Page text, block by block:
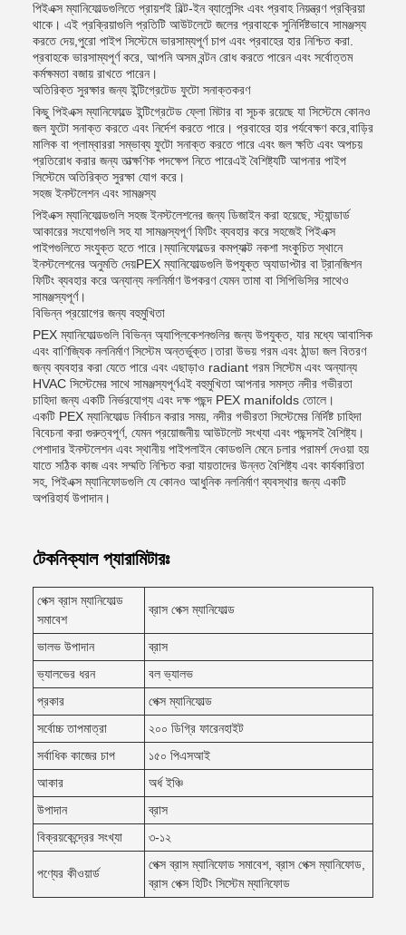
পিইএক্স ম্যানিফোল্ডগুলিতে প্রায়শই বিল্ট-ইন ব্যালেন্সিং এবং প্রবাহ নিয়ন্ত্রণ প্রক্রিয়া
থাকে। এই প্রক্রিয়াগুলি প্রতিটি আউটলেটে জলের প্রবাহকে সুনির্দিষ্টভাবে সামঞ্জস্য
করতে দেয়,পুরো পাইপ সিস্টেমে ভারসাম্যপূর্ণ চাপ এবং প্রবাহের হার নিশ্চিত করা.
প্রবাহকে ভারসাম্যপূর্ণ করে, আপনি অসম বন্টন রোধ করতে পারেন এবং সর্বোত্তম
কর্মক্ষমতা বজায় রাখতে পারেন।
অতিরিক্ত সুরক্ষার জন্য ইন্টিগ্রেটেড ফুটো সনাক্তকরণ
কিছু পিইএক্স ম্যানিফোল্ডে ইন্টিগ্রেটেড ফ্লো মিটার বা সূচক রয়েছে যা সিস্টেমে কোনও
জল ফুটো সনাক্ত করতে এবং নির্দেশ করতে পারে। প্রবাহের হার পর্যবেক্ষণ করে,বাড়ির
মালিক বা প্লাম্বাররা সম্ভাব্য ফুটো সনাক্ত করতে পারে এবং জল ক্ষতি এবং অপচয়
প্রতিরোধ করার জন্য তাত্ক্ষণিক পদক্ষেপ নিতে পারেএই বৈশিষ্ট্যটি আপনার পাইপ
সিস্টেমে অতিরিক্ত সুরক্ষা যোগ করে।
সহজ ইনস্টলেশন এবং সামঞ্জস্য
পিইএক্স ম্যানিফোল্ডগুলি সহজ ইনস্টলেশনের জন্য ডিজাইন করা হয়েছে, স্ট্যান্ডার্ড
আকারের সংযোগগুলি সহ যা সামঞ্জস্যপূর্ণ ফিটিং ব্যবহার করে সহজেই পিইএক্স
পাইপগুলিতে সংযুক্ত হতে পারে।ম্যানিফোল্ডের কমপ্যাক্ট নকশা সংকুচিত স্থানে
ইনস্টলেশনের অনুমতি দেয়PEX ম্যানিফোল্ডগুলি উপযুক্ত অ্যাডাপ্টার বা ট্রানজিশন
ফিটিং ব্যবহার করে অন্যান্য নলনির্মাণ উপকরণ যেমন তামা বা সিপিভিসির সাথেও
সামঞ্জস্যপূর্ণ।
বিভিন্ন প্রয়োগের জন্য বহুমুখিতা
PEX ম্যানিফোল্ডগুলি বিভিন্ন অ্যাপ্লিকেশনগুলির জন্য উপযুক্ত, যার মধ্যে আবাসিক
এবং বাণিজ্যিক নলনির্মাণ সিস্টেম অন্তর্ভুক্ত।তারা উভয় গরম এবং ঠান্ডা জল বিতরণ
জন্য ব্যবহার করা যেতে পারে এবং এছাড়াও radiant গরম সিস্টেম এবং অন্যান্য
HVAC সিস্টেমের সাথে সামঞ্জস্যপূর্ণএই বহুমুখিতা আপনার সমস্ত নদীর গভীরতা
চাহিদা জন্য একটি নির্ভরযোগ্য এবং দক্ষ পছন্দ PEX manifolds তোলে।
একটি PEX ম্যানিফোল্ড নির্বাচন করার সময়, নদীর গভীরতা সিস্টেমের নির্দিষ্ট চাহিদা
বিবেচনা করা গুরুত্বপূর্ণ, যেমন প্রয়োজনীয় আউটলেট সংখ্যা এবং পছন্দসই বৈশিষ্ট্য।
পেশাদার ইনস্টলেশন এবং স্থানীয় পাইপলাইন কোডগুলি মেনে চলার পরামর্শ দেওয়া হয়
যাতে সঠিক কাজ এবং সম্মতি নিশ্চিত করা যায়তাদের উন্নত বৈশিষ্ট্য এবং কার্যকারিতা
সহ, পিইএক্স ম্যানিফোডগুলি যে কোনও আধুনিক নলনির্মাণ ব্যবস্থার জন্য একটি
অপরিহার্য উপাদান।
টেকনিক্যাল প্যারামিটারঃ
পেক্স ব্রাস ম্যানিফোল্ড
সমাবেশ
ব্রাস পেক্স ম্যানিফোল্ড
ভালভ উপাদান
ব্রাস
ভ্যালভের ধরন
বল ভ্যালভ
প্রকার
পেক্স ম্যানিফোল্ড
সর্বোচ্চ তাপমাত্রা
২০০ ডিগ্রি ফারেনহাইট
সর্বাধিক কাজের চাপ
১৫০ পিএসআই
আকার
অর্ধ ইঞ্চি
উপাদান
ব্রাস
বিক্রয়কেন্দ্রের সংখ্যা
৩-১২
পণ্যের কীওয়ার্ড
পেক্স ব্রাস ম্যানিফোড সমাবেশ, ব্রাস পেক্স ম্যানিফোড,
ব্রাস পেক্স হিটিং সিস্টেম ম্যানিফোড